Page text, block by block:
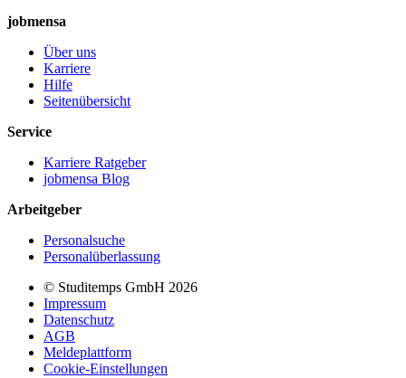
jobmensa
Über uns
Karriere
Hilfe
Seitenübersicht
Service
Karriere Ratgeber
jobmensa Blog
Arbeitgeber
Personalsuche
Personalüberlassung
© Studitemps GmbH 2026
Impressum
Datenschutz
AGB
Meldeplattform
Cookie-Einstellungen